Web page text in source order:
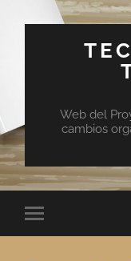
Web del
cambios
Alternar
el